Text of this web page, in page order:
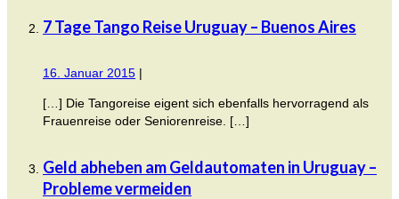
7 Tage Tango Reise Uruguay – Buenos Aires
16. Januar 2015 |
[…] Die Tangoreise eigent sich ebenfalls hervorragend als
Frauenreise oder Seniorenreise. […]
Geld abheben am Geldautomaten in Uruguay –
Probleme vermeiden